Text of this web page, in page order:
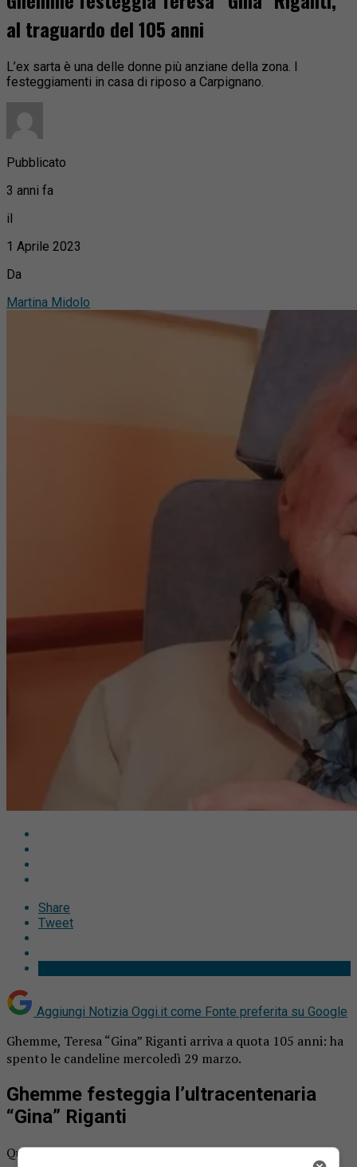
al traguardo del 105 anni
L’ex sarta è una delle donne più anziane della zona. I
festeggiamenti in casa di riposo a Carpignano.
Pubblicato
3 anni fa
il
1 Aprile 2023
Da
Martina Midolo
Share
Tweet
Aggiungi Notizia Oggi.it come Fonte preferita su Google
Ghemme, Teresa “Gina” Riganti arriva a quota 105 anni: ha
spento le candeline mercoledì 29 marzo.
Ghemme festeggia l’ultracentenaria
“Gina” Riganti
Quando Teresa “Gina” Riganti venne alla luce non era